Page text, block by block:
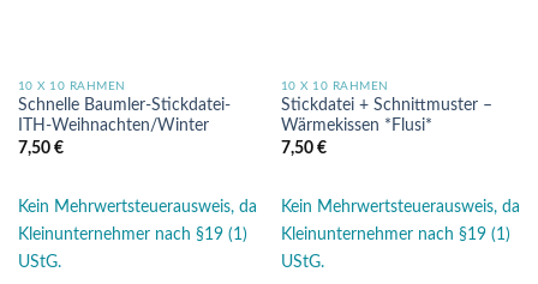
10 X 10 RAHMEN
Schnelle Baumler-Stickdatei-
ITH-Weihnachten/Winter
7,50 €
Kein Mehrwertsteuerausweis, da
Kleinunternehmer nach §19 (1)
UStG.
10 X 10 RAHMEN
Stickdatei + Schnittmuster –
Wärmekissen *Flusi*
7,50 €
Kein Mehrwertsteuerausweis, da
Kleinunternehmer nach §19 (1)
UStG.